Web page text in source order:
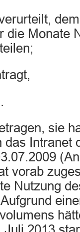
die Monate
sie
das Intranet
vorab
Nutzung